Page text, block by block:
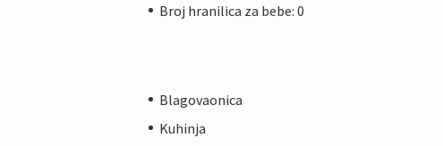
Broj hranilica za bebe: 0
Blagovaonica
Kuhinja